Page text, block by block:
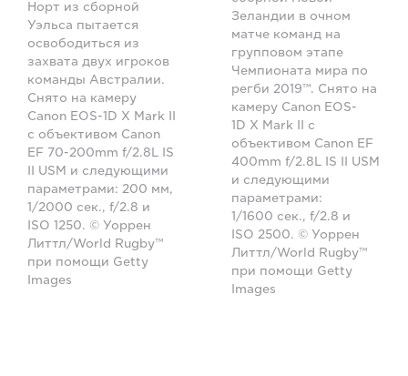
Норт из сборной
Уэльса пытается
освободиться из
захвата двух игроков
команды Австралии.
Снято на камеру
Canon EOS-1D X Mark II
с объективом Canon
EF 70-200mm f/2.8L IS
II USM и следующими
параметрами: 200 мм,
1/2000 сек., f/2.8 и
ISO 1250. © Уоррен
Литтл/World Rugby™
при помощи Getty
Images
Зеландии в очном
матче команд на
групповом этапе
Чемпионата мира по
регби 2019™. Снято на
камеру Canon EOS-
1D X Mark II с
объективом Canon EF
400mm f/2.8L IS II USM
и следующими
параметрами:
1/1600 сек., f/2.8 и
ISO 2500. © Уоррен
Литтл/World Rugby™
при помощи Getty
Images